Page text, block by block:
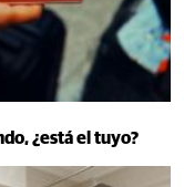
¿está el tuyo?